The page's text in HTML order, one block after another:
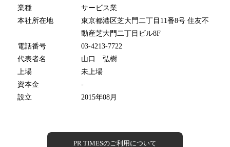
業種
サービス業
本社所在地
東京都港区芝大門二丁目11番8号 住友不
動産芝大門二丁目ビル8F
電話番号
03-4213-7722
代表者名
山口 弘樹
上場
未上場
資本金
-
設立
2015年08月
PR TIMESのご利用について